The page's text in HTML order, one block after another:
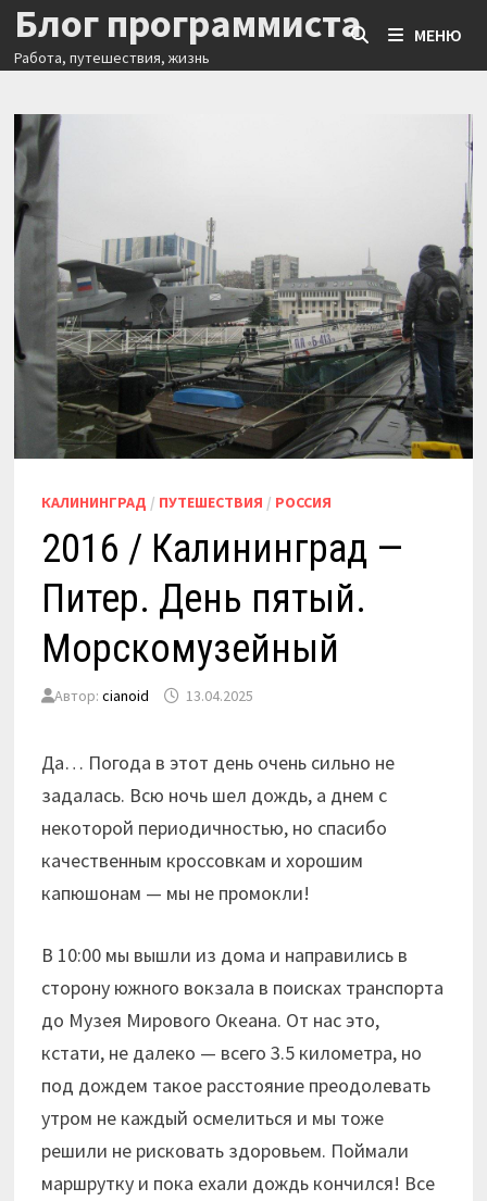
Перейти
содержимому
Блог программиста
Работа, путешествия, жизнь
МЕНЮ
КАЛИНИНГРАД / ПУТЕШЕСТВИЯ / РОССИЯ
2016 / Калининград —
Питер. День пятый.
Морскомузейный
Автор: cianoid 13.04.2025
Да… Погода в этот день очень сильно не
задалась. Всю ночь шел дождь, а днем с
некоторой периодичностью, но спасибо
качественным кроссовкам и хорошим
капюшонам — мы не промокли!
В 10:00 мы вышли из дома и направились в
сторону южного вокзала в поисках транспорта
до Музея Мирового Океана. От нас это,
кстати, не далеко — всего 3.5 километра, но
под дождем такое расстояние преодолевать
утром не каждый осмелиться и мы тоже
решили не рисковать здоровьем. Поймали
маршрутку и пока ехали дождь кончился! Все